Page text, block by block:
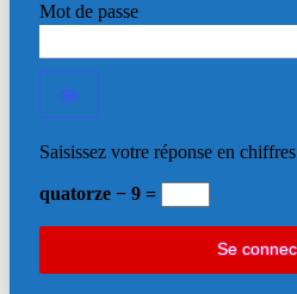
Mot de passe
Saisissez votre réponse en chiffres
quatorze − 9 =